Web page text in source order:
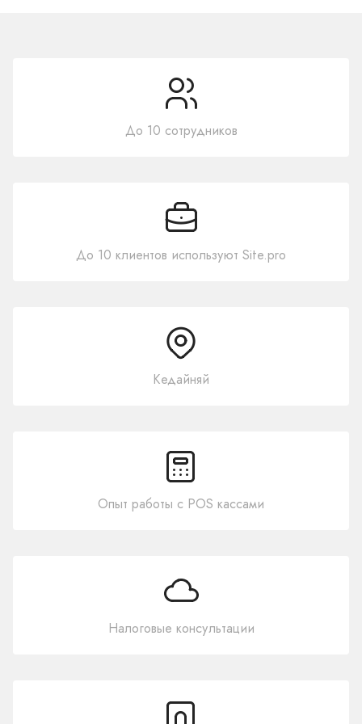
До 10 сотрудников
До 10 клиентов используют Site.pro
Кедайняй
Опыт работы с POS кассами
Налоговые консультации